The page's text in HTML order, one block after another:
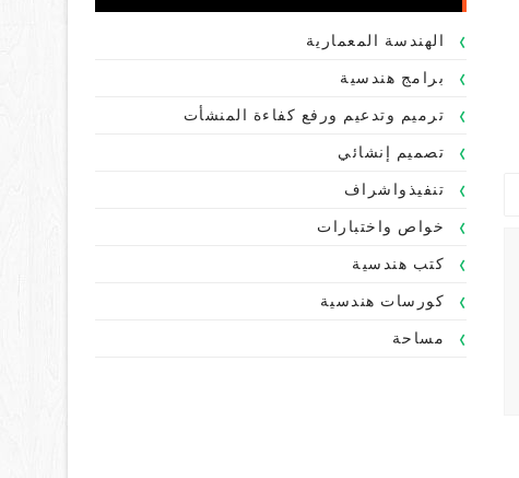
الهندسة المعمارية
برامج هندسية
ترميم وتدعيم ورفع كفاءة المنشأت
تصميم إنشائي
تنفيذواشراف
خواص واختبارات
كتب هندسية
كورسات هندسية
مساحة